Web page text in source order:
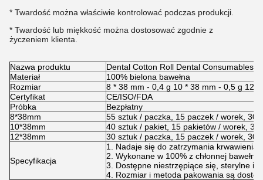
* Twardość można właściwie kontrolować podczas produkcji.
* Twardość lub miękkość można dostosować zgodnie z
życzeniem klienta.
Nazwa produktu
Dental Cotton Roll Dental Consumables
Materiał
100% bielona bawełna
Rozmiar
8 * 38 mm - 0,4 g 10 * 38 mm - 0,5 g 12 *
Certyfikat
CE/ISO/FDA
Próbka
Bezpłatny
8*38mm
55 sztuk / paczka, 15 paczek / worek, 30
10*38mm
40 sztuk / pakiet, 15 pakietów / worek,
12*38mm
30 sztuk / paczka, 15 paczek / worek, 30
Specyfikacja
1. Nadaje się do zatrzymania krwawienia
2. Wykonane w 100% z chłonnej
3. Dostępne niestrzępiące się, sterylne i
4. Rozmiar i metoda pakowania są